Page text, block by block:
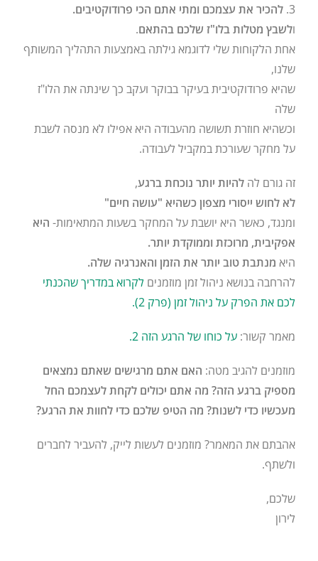
3. להכיר את עצמכם ומתי אתם הכי פרודוקטיבים.
ולשבץ מטלות בלו"ז שלכם בהתאם.
אחת הלקוחות שלי לדוגמא גילתה באמצעות התהליך המשותף
שלנו,
שהיא פרודוקטיבית בעיקר בבוקר ועקב כך שינתה את הלו"ז
שלה
וכשהיא חוזרת תשושה מהעבודה היא אפילו לא מנסה לשבת
על מחקר שעורכת במקביל לעבודה.
זה גורם להלהיות יותר נוכחת ברגע,
לא לחוש ייסורי מצפון כשהיא "עושה חיים"
ומנגד, כאשר היא יושבת על המחקר בשעות המתאימות- היא
אפקיבית, מרוכזת וממוקדת יותר.
היא מנתבת טוב יותר את הזמן והאנרגיה שלה.
להרחבה בנושא ניהול זמן מוזמניםלקרוא במדריך שהכנתי
לכם את הפרק על ניהול זמן (פרק 2).
מאמר קשור:על כוחו של הרגע הזה 2.
מוזמנים להגיב מטה: האם אתם מרגישים שאתם נמצאים
מספיק ברגע הזה? מה אתם יכולים לקחת לעצמכם החל
מעכשיו כדי לשנות? מה הטיפ שלכם כדי לחוות את הרגע?
אהבתם את המאמר? מוזמנים לעשות לייק, להעביר לחברים
ולשתף.
שלכם,
לירון